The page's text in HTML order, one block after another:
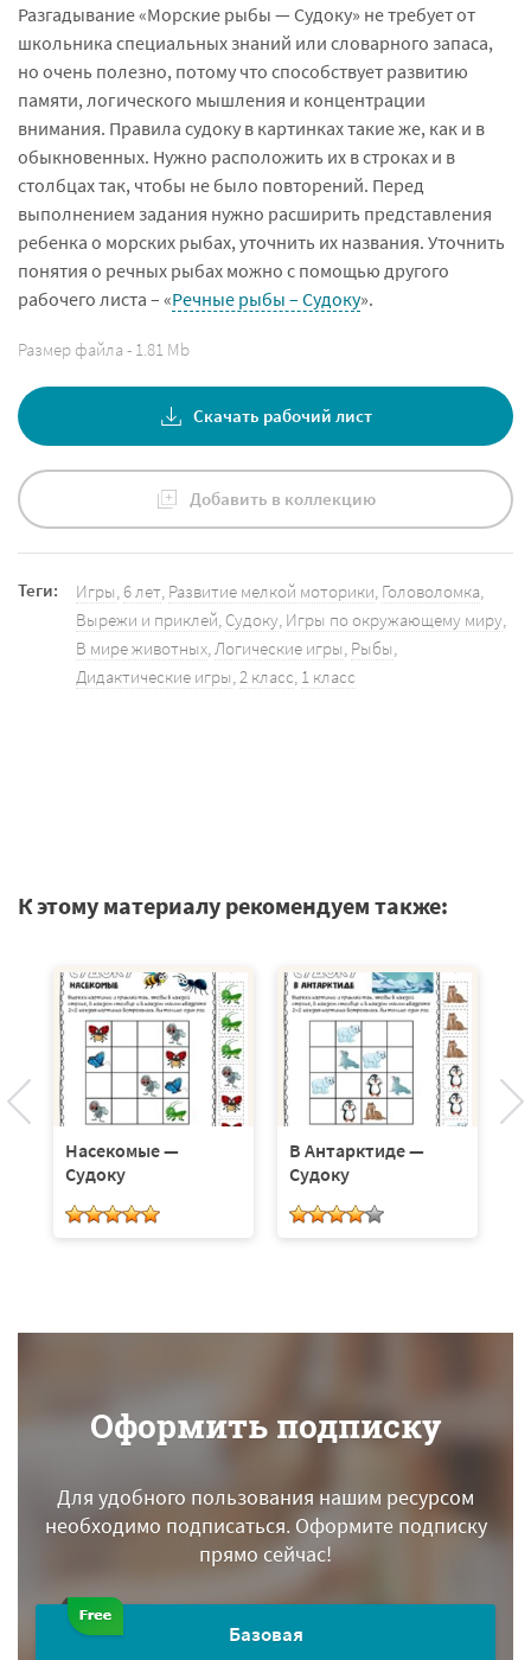
Разгадывание «Морские рыбы — Судоку» не требует от
школьника специальных знаний или словарного запаса,
но очень полезно, потому что способствует развитию
памяти, логического мышления и концентрации
внимания. Правила судоку в картинках такие же, как и в
обыкновенных. Нужно расположить их в строках и в
столбцах так, чтобы не было повторений. Перед
выполнением задания нужно расширить представления
ребенка о морских рыбах, уточнить их названия. Уточнить
понятия о речных рыбах можно с помощью другого
рабочего листа – «Речные рыбы – Судоку».
Размер файла - 1.81 Mb
Скачать рабочий лист
Добавить в коллекцию
Теги: Игры 6 лет Развитие мелкой моторики Головоломка
Вырежи и приклей Судоку Игры по окружающему миру
В мире животных Логические игры Рыбы
Дидактические игры 2 класс 1 класс
К этому материалу рекомендуем также:
Насекомые —
Судоку
В Антарктиде —
Судоку
Оформить подписку
Для удобного пользования нашим ресурсом
необходимо подписаться.Оформите подписку
прямо сейчас!
Базовая